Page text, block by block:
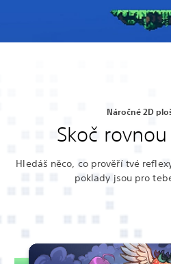
Náročné 2D
Skoč
Hledáš něco, co prověří tvé
poklady jsou pro